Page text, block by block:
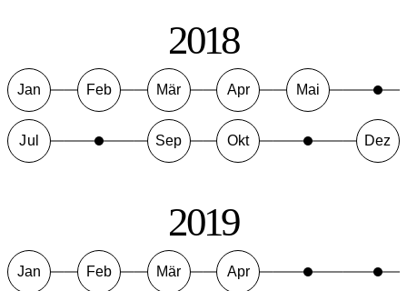
2018
Jan Feb Mär Apr Mai
Jul Sep Okt Dez
2019
Jan Feb Mär Apr